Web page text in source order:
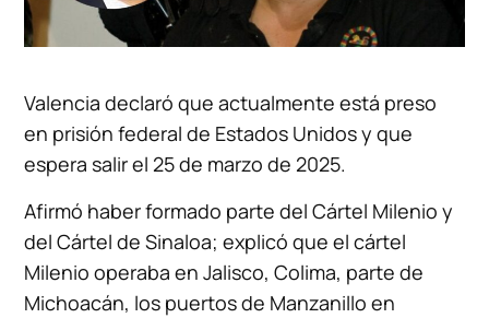
Valencia declaró que actualmente está preso
en prisión federal de Estados Unidos y que
espera salir el 25 de marzo de 2025.
Afirmó haber formado parte del Cártel Milenio y
del Cártel de Sinaloa; explicó que el cártel
Milenio operaba en Jalisco, Colima, parte de
Michoacán, los puertos de Manzanillo en